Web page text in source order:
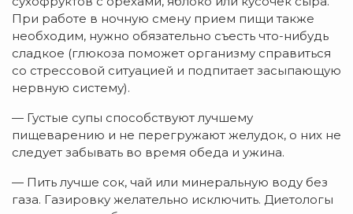
При работе в ночную смену прием пищи также
необходим, нужно обязательно съесть что-нибудь
сладкое (глюкоза поможет организму справиться
со стрессовой ситуацией и подпитает засыпающую
нервную систему).
— Густые супы способствуют лучшему
пищеварению и не перегружают желудок, о них не
следует забывать во время обеда и ужина.
— Пить лучше сок, чай или минеральную воду без
газа. Газировку желательно исключить. Диетологы